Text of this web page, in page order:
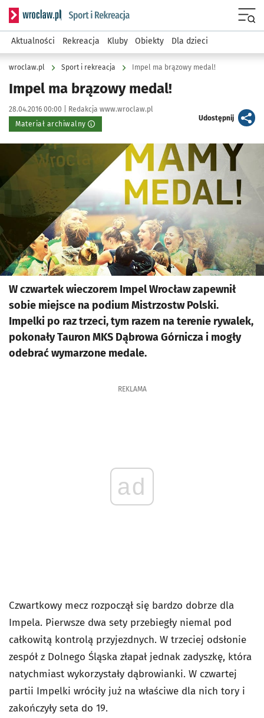
Serwis informacyjny wroclaw.pl podserwis: Sport i rekreacja
Aktualności Rekreacja Kluby Obiekty Dla dzieci
wroclaw.pl Sport i rekreacja Impel ma brązowy medal!
Impel ma brązowy medal!
Data publikacji:
28.04.2016 00:00 | Autor:
Redakcja www.wroclaw.pl
Materiał archiwalny
Udostępnijartykuł
Kliknij, aby powiększyć
W czwartek wieczorem Impel Wrocław zapewnił
sobie miejsce na podium Mistrzostw Polski.
Impelki po raz trzeci, tym razem na terenie rywalek,
pokonały Tauron MKS Dąbrowa Górnicza i mogły
odebrać wymarzone medale.
REKLAMA
ad
Czwartkowy mecz rozpoczął się bardzo dobrze dla
Impela. Pierwsze dwa sety przebiegły niemal pod
całkowitą kontrolą przyjezdnych. W trzeciej odsłonie
zespół z Dolnego Śląska złapał jednak zadyszkę, która
natychmiast wykorzystały dąbrowianki. W czwartej
partii Impelki wróciły już na właściwe dla nich tory i
zakończyły seta do 19.